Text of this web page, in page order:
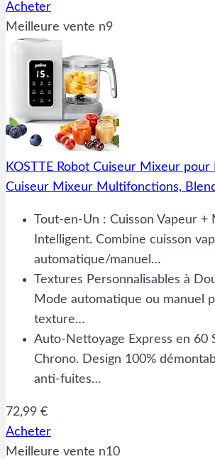
Acheter
Meilleure vente n9
KOSTTE Robot Cuiseur Mixeur pour
Cuiseur Mixeur Multifonctions,
Tout-en-Un : Cuisson Vapeur +
Intelligent. Combine cuisson
automatique/manuel…
Textures Personnalisables à
Mode automatique ou manuel
texture…
Auto-Nettoyage Express en 60
Chrono. Design 100%
anti-fuites…
72,99 €
Acheter
Meilleure vente n10